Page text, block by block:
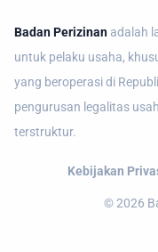
Badan Perizinan adalah
untuk pelaku usaha,
yang beroperasi di
pengurusan legalitas
terstruktur.
Kebijakan
©2026